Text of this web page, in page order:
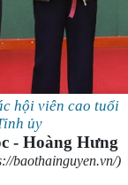
hội viên cao tuổi
ủy
- Hoàng Hưng
baothainguyen.vn/)